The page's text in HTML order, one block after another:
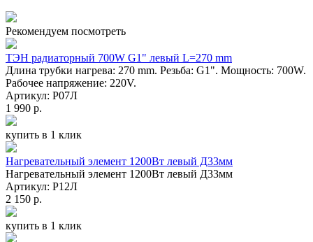
Рекомендуем посмотреть
ТЭН радиаторный 700W G1" левый L=270 mm
Длина трубки нагрева: 270 mm. Резьба: G1". Мощность: 700W.
Рабочее напряжение: 220V.
Артикул: Р07Л
1 990 р.
купить в 1 клик
Нагревательный элемент 1200Вт левый Д33мм
Нагревательный элемент 1200Вт левый Д33мм
Артикул: Р12Л
2 150 р.
купить в 1 клик